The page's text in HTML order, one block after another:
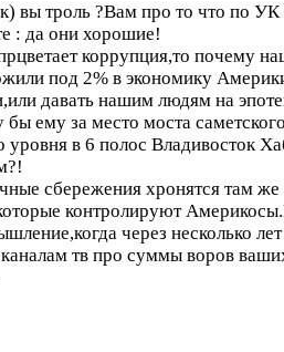
вы троль ?Вам про то что по УК
: да они хорошие!
коррупция,то почему
под 2% в экономику
давать нашим людям на
ему за место моста
уровня в 6 полос Владивосток
сбережения хронятся там
контролируют
через несколько
тв про суммы воров